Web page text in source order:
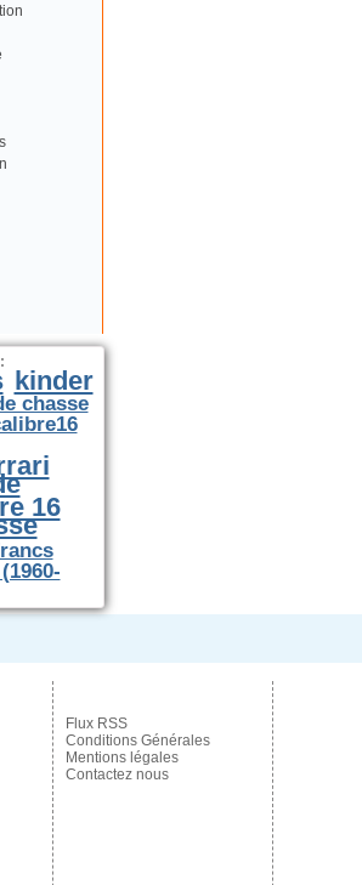
kinder
chasse
16
Flux RSS
Conditions Générales
Mentions légales
Contactez nous